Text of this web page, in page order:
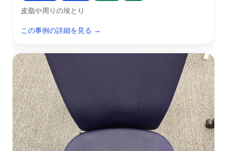
皮脂や周りの埃とり
この事例の詳細を見る →